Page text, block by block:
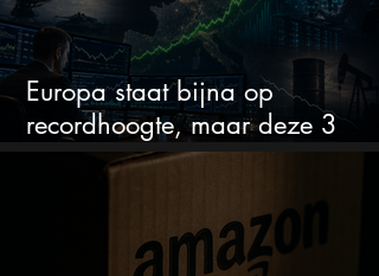
Europa staat bijna op
recordhoogte, maar deze 3
sectoren vallen nu op